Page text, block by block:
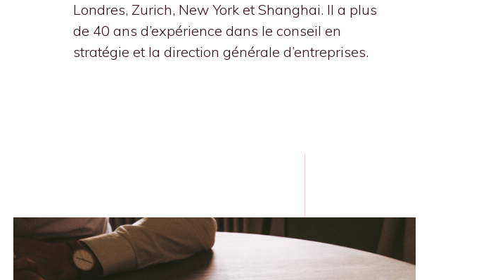
Londres, Zurich, New York et Shanghai. Il a plus
de 40 ans d’expérience dans le conseil en
stratégie et la direction générale d’entreprises.